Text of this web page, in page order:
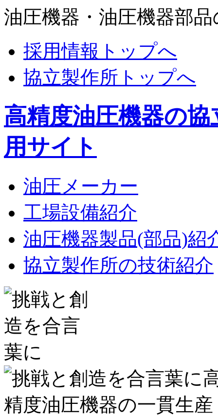
油圧機器・油圧機器部
採用情報トップへ
協立製作所トップへ
高精度油圧機器の
用サイト
油圧メーカー
工場設備紹介
油圧機器製品(部品)紹
協立製作所の技術紹介